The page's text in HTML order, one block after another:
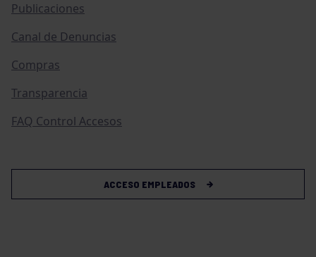
Publicaciones
Canal de Denuncias
Compras
Transparencia
FAQ Control Accesos
ACCESO EMPLEADOS